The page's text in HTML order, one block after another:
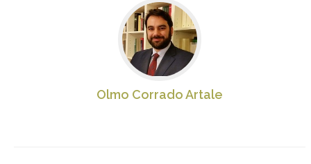
Olmo Corrado Artale